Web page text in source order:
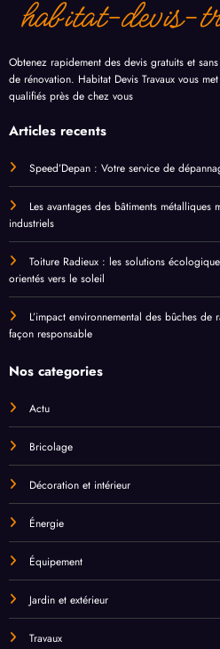
Obtenez rapidement des devis gratuits et
de rénovation. Habitat Devis Travaux vous
qualifiés près de chez vous
Articles recents
Speed’Depan : Votre service de
Les avantages des bâtiments
industriels
Toiture Radieux : les solutions
orientés vers le soleil
L’impact environnemental des bûches
façon responsable
Nos categories
Actu
Bricolage
Décoration et intérieur
Énergie
Équipement
Jardin et extérieur
Travaux